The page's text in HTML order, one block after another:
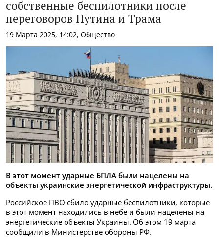
собственные беспилотники после
переговоров Путина и Трама
19 Марта 2025, 14:02, Общество
В этот момент ударные БПЛА были нацелены на
объекты украинские энергетической инфраструктуры.
Российское ПВО сбило ударные беспилотники, которые
в этот момент находились в небе и были нацелены на
энергетические объекты Украины. Об этом 19 марта
сообщили в Министерстве обороны РФ.